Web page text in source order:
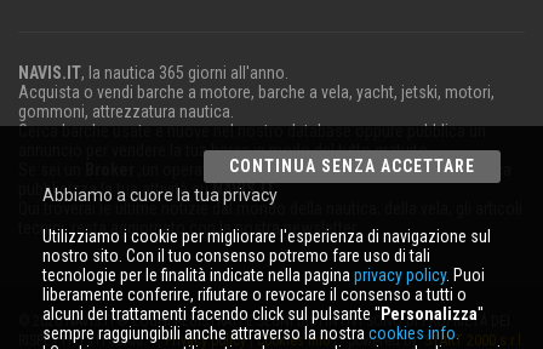
NAVIS.IT, la nautica 365 giorni all'anno.
Acquista o vendi barche a motore, barche a vela, yacht, jetski, motori,
gommoni, attrezzatura nautica.
Cerca barche usate e nuove nel nostro database oppure pubblica un
annuncio per vendere la tua barca in modo del tutto gratuito.
,un operatoreChartero lavori nel settore della nautica
pubblicizza la tua attività suNAVIS.IT.
Qui troverai le ultime notizie dal mondo della nautica, della vela, gli articoli
tecnici; resta aggiornato con la nostra newsletter.
© 2026 NAVIS.IT® LOGHI REGISTRATI E SEGNI DISTINTIVI SONO DI PROPRIETÀ DEI
RISPETTIVI TITOLARI. |Privacy policy|Cookies info| powered by: START 2000 s.r.l.
CONTINUA SENZA ACCETTARE
Abbiamo a cuore la tua privacy
Utilizziamo i cookie per migliorare l'esperienza di navigazione sul
nostro sito. Con il tuo consenso potremo fare uso di tali
tecnologie per le finalità indicate nella pagina privacy policy. Puoi
liberamente conferire, rifiutare o revocare il consenso a tutti o
alcuni dei trattamenti facendo click sul pulsante '' Personalizza''
sempre raggiungibili anche attraverso la nostra cookies info.